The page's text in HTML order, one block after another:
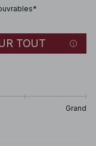
TOUT
Grand